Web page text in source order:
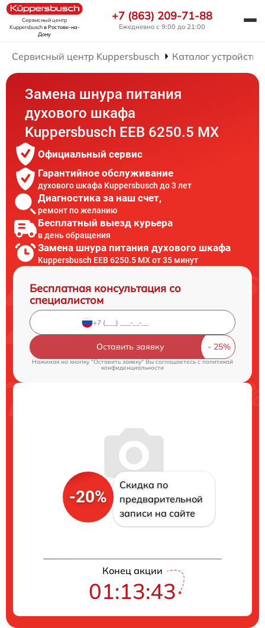
Сервисный центр
Kuppersbuschв Ростове-на-
Дону
+7 (863) 209-71-88
Ежедневно с 9:00 до 21:00
Сервисный центр Kuppersbusch Каталог устройств
Замена шнура питания
духового шкафа
Kuppersbusch EEB 6250.5 MX
Официальный сервис
Гарантийное обслуживание
духового шкафа Kuppersbusch до 3 лет
Диагностика за наш счет,
ремонт по желанию
Бесплатный выезд курьера
в день обращения
Замена шнура питания духового шкафа
Kuppersbusch EEB 6250.5 MX от 35 минут
Бесплатная консультация со
специалистом
Оставить заявку
Нажимая на кнопку "Оставить заявку" Вы соглашаетесь c политикой
конфиденциальности
-20%
Скидка по
предварительной
записи на сайте
Конец акции
01:13:42